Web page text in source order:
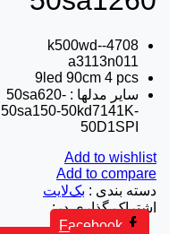
4708-k500wd-
a3113n011
9led 90cm 4 pcs
سایر مدلها : 50sa620-
50sa150-50kd7141K-
50D1SPI
Add to wishlist
Add to compare
دسته بندی : بک‌لایت
اشتراک گذاری در:
Facebook